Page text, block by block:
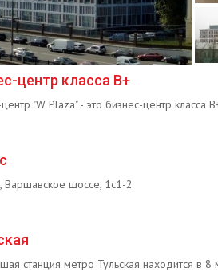
центр класса B+
"W Plaza" - это бизнес-центр класса
Варшавское шоссе, 1с1-2
станция метро Тульская находится в